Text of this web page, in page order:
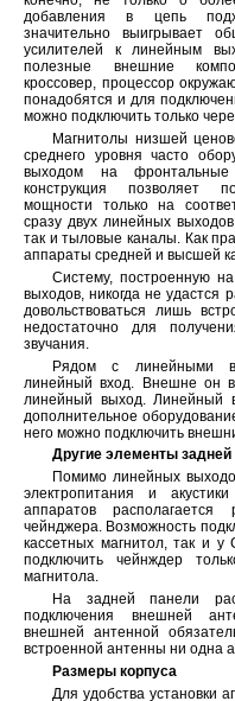
добавления в цепь
значительно выигрывает
усилителей к линейным
полезные внешние
кроссовер, процессор
понадобятся и для
можно подключить только
Магнитолы низшей
среднего уровня часто
выходом на
конструкция позволяет
мощности только на
сразу двух линейных
так и тыловые каналы. Как
аппараты средней и высшей
Систему, построенную
выходов, никогда не удастся
довольствоваться лишь
недостаточно для
звучания.
Рядом с линейными
линейный вход. Внешне он
линейный выход. Линейный
дополнительное
него можно подключить
Другие элементы задней
Помимо линейных
электропитания и
аппаратов
чейнджера. Возможность
кассетных магнитол, так и у
подключить чейнждер
магнитола.
На задней панели
подключения внешней
внешней антенной
встроенной антенны ни одна
Размеры корпуса
Для удобства установки